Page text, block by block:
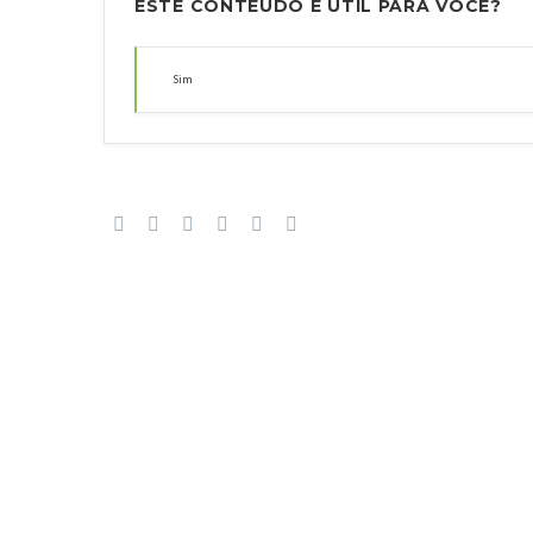
ESTE CONTEÚDO É ÚTIL PARA VOCÊ?
Sim